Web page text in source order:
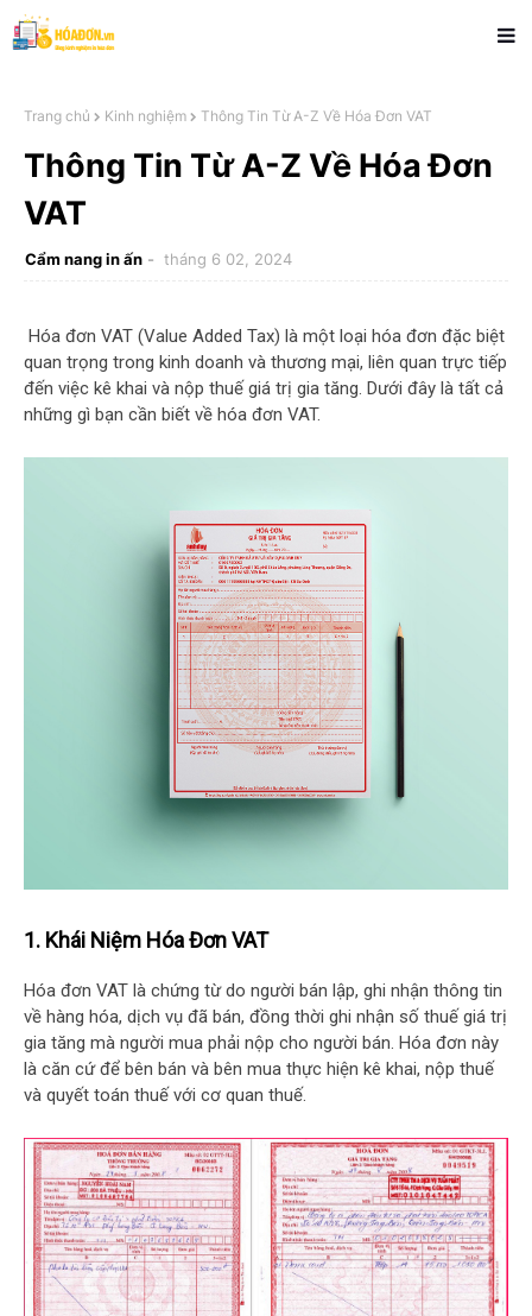
Trang chủ Kinh nghiệm Thông Tin Từ A-Z Về Hóa Đơn VAT
Thông Tin Từ A-Z Về Hóa Đơn
VAT
Cẩm nang in ấn tháng 6 02, 2024
Hóa đơn VAT (Value Added Tax) là một loại hóa đơn đặc biệt
quan trọng trong kinh doanh và thương mại, liên quan trực tiếp
đến việc kê khai và nộp thuế giá trị gia tăng. Dưới đây là tất cả
những gì bạn cần biết về hóa đơn VAT.
1. Khái Niệm Hóa Đơn VAT
Hóa đơn VAT là chứng từ do người bán lập, ghi nhận thông tin
về hàng hóa, dịch vụ đã bán, đồng thời ghi nhận số thuế giá trị
gia tăng mà người mua phải nộp cho người bán. Hóa đơn này
là căn cứ để bên bán và bên mua thực hiện kê khai, nộp thuế
và quyết toán thuế với cơ quan thuế.